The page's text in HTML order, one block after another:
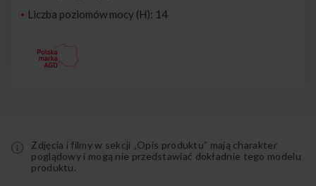
Liczba poziomów mocy (H): 14
Zdjęcia i filmy w sekcji „Opis produktu” mają charakter
poglądowy i mogą nie przedstawiać dokładnie tego modelu
produktu.